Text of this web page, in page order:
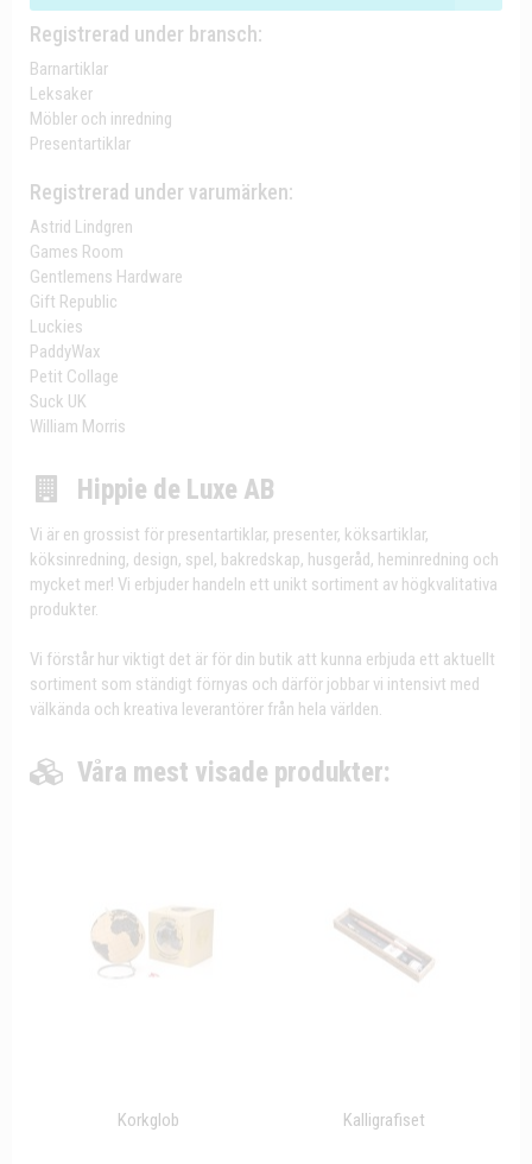
Registrerad under bransch:
Barnartiklar
Leksaker
Möbler och inredning
Presentartiklar
Registrerad under varumärken:
Astrid Lindgren
Games Room
Gentlemens Hardware
Gift Republic
Luckies
PaddyWax
Petit Collage
Suck UK
William Morris
Hippie de Luxe AB
Vi är en grossist för presentartiklar, presenter, köksartiklar,
köksinredning, design, spel, bakredskap, husgeråd, heminredning och
mycket mer! Vi erbjuder handeln ett unikt sortiment av högkvalitativa
produkter.
Vi förstår hur viktigt det är för din butik att kunna erbjuda ett aktuellt
sortiment som ständigt förnyas och därför jobbar vi intensivt med
välkända och kreativa leverantörer från hela världen.
Våra mest visade produkter:
Korkglob Kalligrafiset